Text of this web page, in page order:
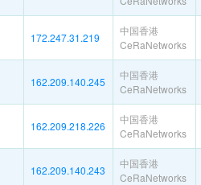
172.247.31.219
中国香港
CeRaNetworks
162.209.140.245
中国香港
CeRaNetworks
162.209.218.226
中国香港
CeRaNetworks
162.209.140.243
中国香港
CeRaNetworks